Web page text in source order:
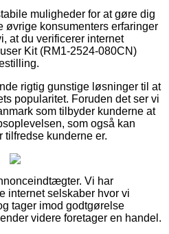
muligheder for at gøre dig
øvrige konsumenters erfaringer
at du verificerer internet
Kit (RM1-2524-080CN)
rigtig gunstige løsninger til at
popularitet. Foruden det ser vi
som tilbyder kunderne at
som også kan
tilfredse kunderne er.
Vi har
internet selskaber hvor vi
tager imod godtgørelse
videre foretager en handel.